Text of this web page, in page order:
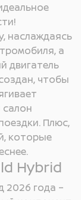
наслаждаясь
а
двигатель
чтобы
Плюс,
которые
Hybrid
2026 года –